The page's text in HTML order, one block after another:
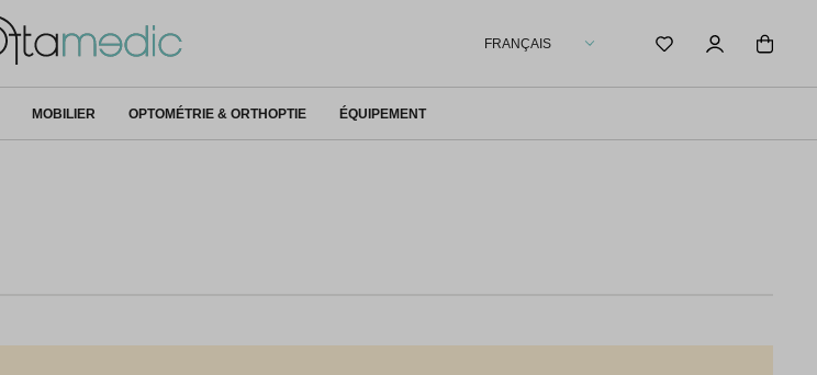
FRANÇAIS
MOBILIER OPTOMÉTRIE & ORTHOPTIE ÉQUIPEMENT